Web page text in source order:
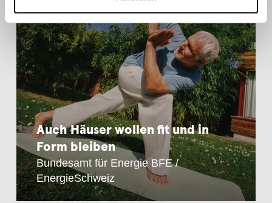
Auch Häuser wollen fit und in
Form bleiben
Bundesamt für Energie BFE /
EnergieSchweiz